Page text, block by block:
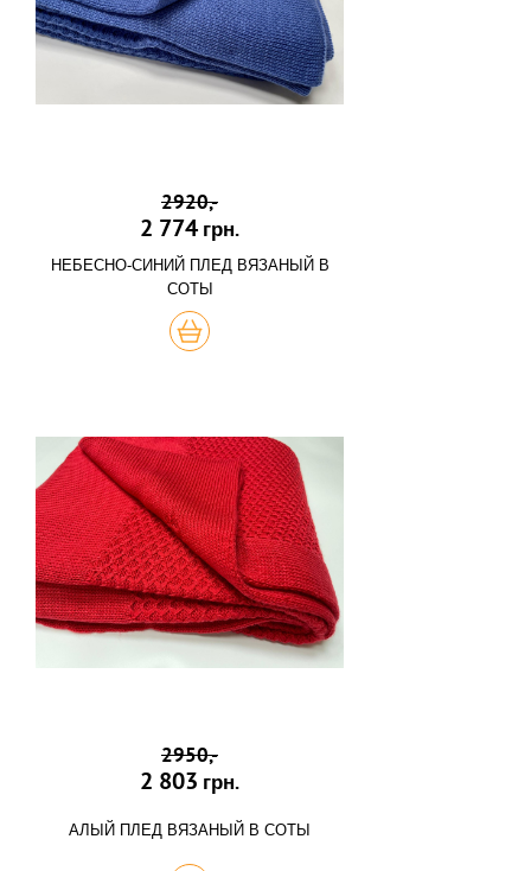
2920,-
2 774 грн.
НЕБЕСНО-СИНИЙ ПЛЕД ВЯЗАНЫЙ В
СОТЫ
КУПИТЬ
2950,-
2 803 грн.
АЛЫЙ ПЛЕД ВЯЗАНЫЙ В СОТЫ